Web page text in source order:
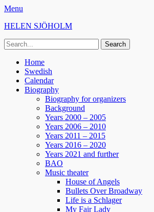
Menu
HELEN SJÖHOLM
Search
for:
Primary
Menu
Skip
content
Home
Swedish
Calendar
Biography
Biography for organizers
Background
Years 2000 – 2005
Years 2006 – 2010
Years 2011 – 2015
Years 2016 – 2020
Years 2021 and further
BAO
Music theater
House of Angels
Bullets Over Broadway
Life is a Schlager
My Fair Lady